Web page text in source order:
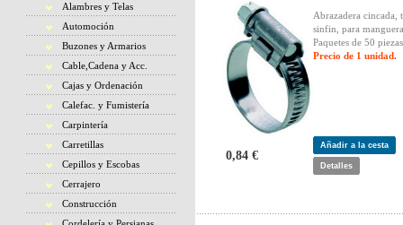
Alambres y Telas
Automoción
Buzones y Armarios
Cable,Cadena y Acc.
Cajas y Ordenación
Calefac. y Fumistería
Carpintería
Carretillas
Cepillos y Escobas
Cerrajero
Construcción
Abrazadera cincada,
sinfin, para
Paquetes de 50
Precio de 1 unidad.
0,84 €
Añadir a la cesta
Detalles